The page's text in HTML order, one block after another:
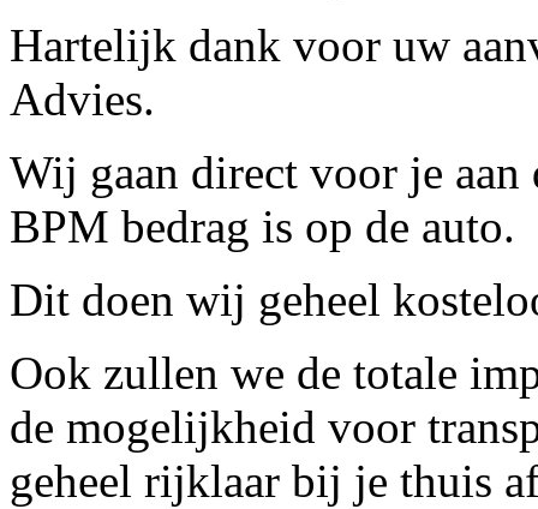
Hartelijk dank voor uw
Advies.
Wij gaan direct voor je aan
BPM bedrag is op de auto.
Dit doen wij geheel
Ook zullen we de totale
de mogelijkheid voor
geheel rijklaar bij je thuis